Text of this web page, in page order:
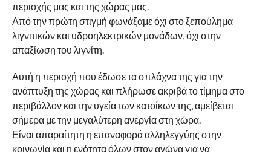
περιοχής μας και της χώρας μας.
Από την πρώτη στιγμή φωνάξαμε όχι στο ξεπούλημα
λιγνιτικών και υδροηλεκτρικών μονάδων, όχι στην
απαξίωση του λιγνίτη.
Αυτή η περιοχή που έδωσε τα σπλάχνα της για την
ανάπτυξη της χώρας και πλήρωσε ακριβά το τίμημα στο
περιβάλλον και την υγεία των κατοίκων της, αμείβεται
σήμερα με την μεγαλύτερη ανεργία στη χώρα.
Είναι απαραίτητη η επαναφορά αλληλεγγύης στην
κοινωνία και η ενότητα όλων στον αγώνα για να